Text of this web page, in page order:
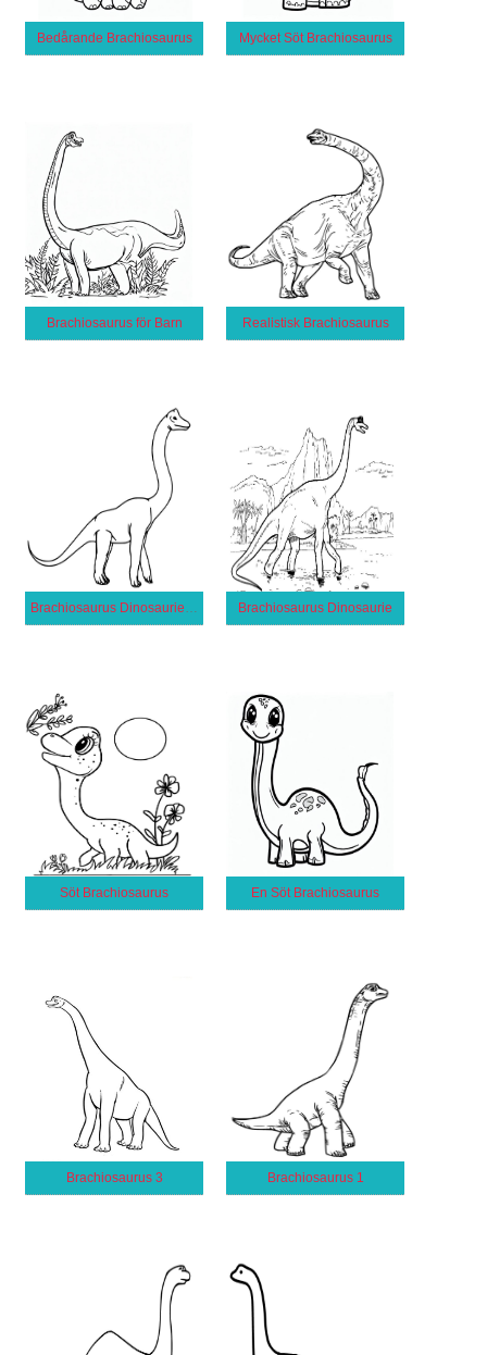
Bedårande Brachiosaurus Mycket Söt Brachiosaurus
Brachiosaurus för Barn Realistisk Brachiosaurus
Brachiosaurus Dinosaurie Gratis för Barn Brachiosaurus Dinosaurie
Söt Brachiosaurus En Söt Brachiosaurus
Brachiosaurus 3 Brachiosaurus 1